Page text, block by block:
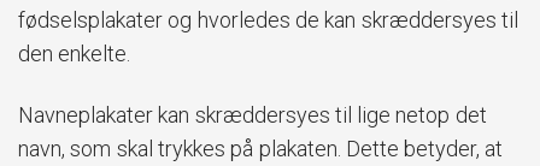
fødselsplakater og hvorledes de kan skræddersyes til
den enkelte.
Navneplakater kan skræddersyes til lige netop det
navn, som skal trykkes på plakaten. Dette betyder, at